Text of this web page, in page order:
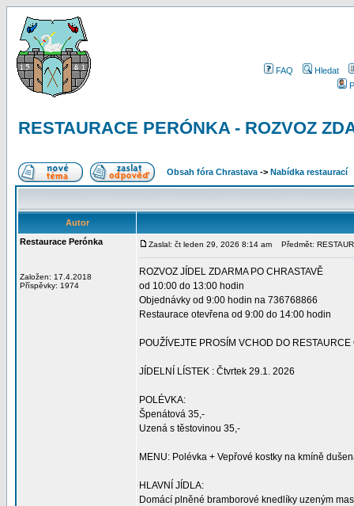
FAQ
Hledat
RESTAURACE PERÓNKA - ROZVOZ
Obsah fóra Chrastava -> Nabídka restaurací
Autor
Restaurace Perónka
Založen: 17.4.2018
Příspěvky: 1974
Zaslal: čt leden 29, 2026 8:14 am Předmět:
ROZVOZ JÍDEL ZDARMA PO CHRASTAVĚ
od 10:00 do 13:00 hodin
Objednávky od 9:00 hodin na 736768866
Restaurace otevřena od 9:00 do 14:00 hodin
POUŽÍVEJTE PROSÍM VCHOD DO
JÍDELNÍ LÍSTEK : Čtvrtek 29.1. 2026
POLÉVKA:
Špenátová 35,-
Uzená s těstovinou 35,-
MENU: Polévka + Vepřové kostky na kmíně
HLAVNÍ JÍDLA:
Domácí plněné bramborové knedlíky uzeným